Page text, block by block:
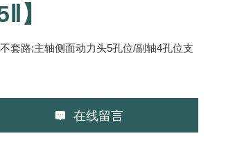
】
套路;主轴侧面动力头5孔位/副轴4孔位支
 在线留言